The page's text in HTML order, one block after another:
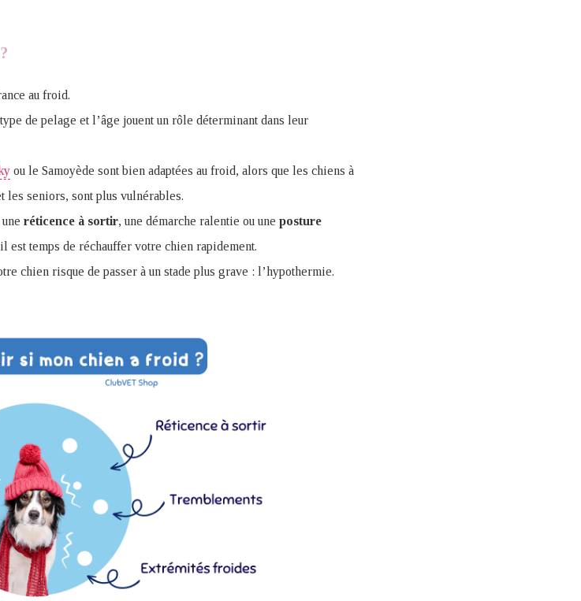
au froid.
de pelage et l’âge jouent un rôle déterminant dans leur
ou le Samoyède sont bien adaptées au froid, alors que les chiens à
les seniors, sont plus vulnérables.
une réticence à sortir, une démarche ralentie ou une posture
est temps de réchauffer votre chien rapidement.
chien risque de passer à un stade plus grave : l’hypothermie.